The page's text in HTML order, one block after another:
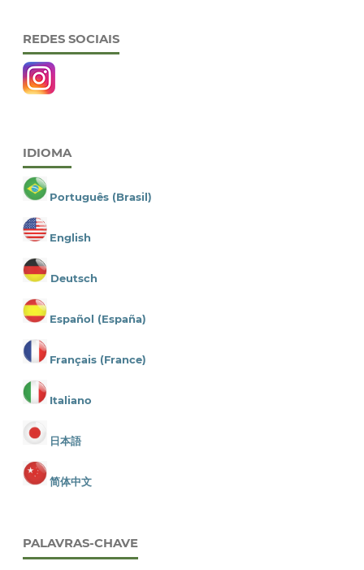
REDES SOCIAIS
IDIOMA
Português (Brasil)
English
Deutsch
Español (España)
Français (France)
Italiano
日本語
简体中文
PALAVRAS-CHAVE